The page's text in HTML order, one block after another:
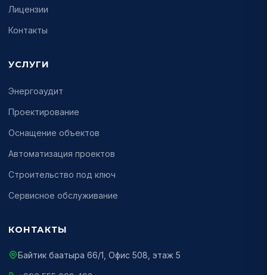
Лицензии
Контакты
УСЛУГИ
Энергоаудит
Проектирование
Оснащение объектов
Автоматизация проектов
Строительство под ключ
Сервисное обслуживание
КОНТАКТЫ
Байтик баатыра 66/1, Офис 508, этаж 5